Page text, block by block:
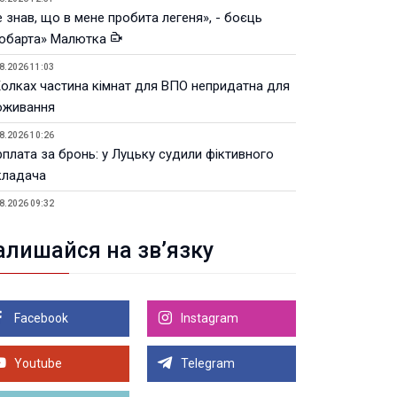
знав, що в мене пробита легеня», - боєць
Малютка
11:03
частина кімнат для ВПО непридатна для
10:26
за бронь: у Луцьку судили фіктивного
09:32
21:18
телеоб'єктивів Sigma Sports та Sony G-
21:00
на 99,9% готовий новий Державний
простір. ВІДЕО
Більше новин
на зв’язку
Facebook Instagram
Youtube Telegram